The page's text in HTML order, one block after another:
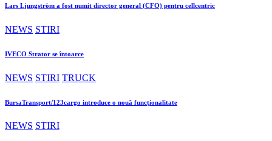
Lars Ljungström a fost numit director general (CFO) pentru cellcentric
NEWS STIRI
IVECO Strator se întoarce
NEWS STIRI TRUCK
BursaTransport/123cargo introduce o nouă funcționalitate
NEWS STIRI